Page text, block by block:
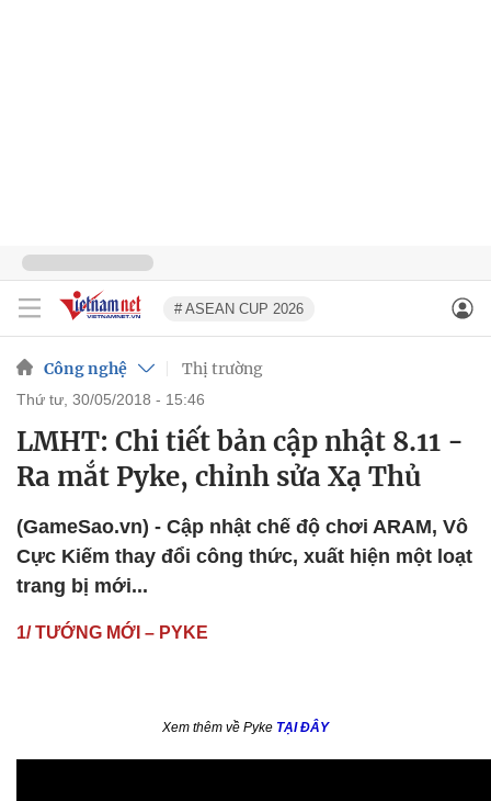
# ASEAN CUP 2026
Công nghệ Thị trường
thứ tư, 30/05/2018 - 15:46
LMHT: Chi tiết bản cập nhật 8.11 -
Ra mắt Pyke, chỉnh sửa Xạ Thủ
(GameSao.vn) - Cập nhật chế độ chơi ARAM, Vô
Cực Kiếm thay đổi công thức, xuất hiện một loạt
trang bị mới...
1/ TƯỚNG MỚI – PYKE
Xem thêm về Pyke TẠI ĐÂY